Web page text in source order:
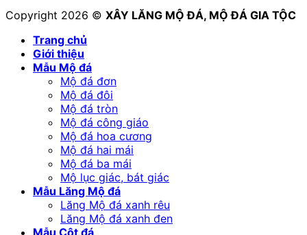
Copyright 2026 © XÂY LĂNG MỘ ĐÁ, MỘ ĐÁ GIA TỘC
Trang chủ
Giới thiệu
Mẫu Mộ đá
Mộ đá đơn
Mộ đá đôi
Mộ đá tròn
Mộ đá công giáo
Mộ đá hoa cương
Mộ đá hai mái
Mộ đá ba mái
Mộ lục giác, bát giác
Mẫu Lăng Mộ đá
Lăng Mộ đá xanh rêu
Lăng Mộ đá xanh đen
Mẫu Cột đá